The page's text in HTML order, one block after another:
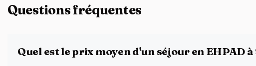
Questions fréquentes
Quel est le prix moyen d'un séjour en EHPAD